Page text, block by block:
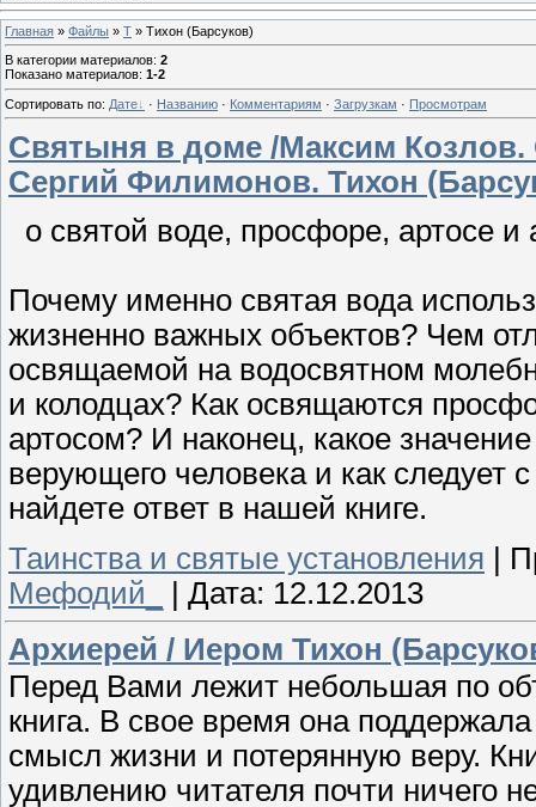
Главная » Файлы » Т » Тихон (Барсуков)
В категории материалов: 2
Показано материалов: 1-2
Сортировать по: Дате · Названию · Комментариям · Загрузкам · Просмотрам
Cвятыня в доме /Максим
Сергий Филимонов. Тихон
о святой воде, просфоре, артосе и
Почему именно святая вода
жизненно важных объектов? Чем
освящаемой на водосвятном
и колодцах? Как освящаются
артосом? И наконец, какое
верующего человека и как
найдете ответ в нашей книге.
Таинства и святые установления
Мефодий_
Дата: 12.12.2013
Архиерей / Иером Тихон
Перед Вами лежит небольшая по
книга. В свое время она
смысл жизни и потерянную веру.
удивлению читателя почти ничего